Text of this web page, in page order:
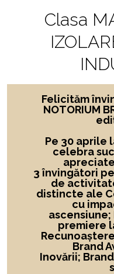
Clasa
Felicităm
NOTORIUM
Pe 30 aprile
celebra
3 învingători
de
distincte ale
cu
premiere
Brand
Inovării;